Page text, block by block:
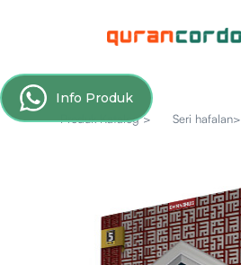
Info Produk
Produk Katalog > Seri hafalan>